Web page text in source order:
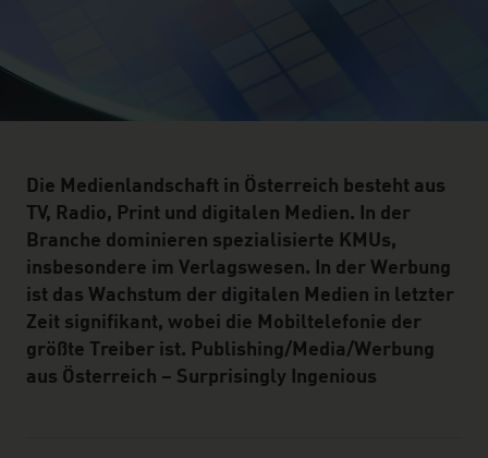
Die Medienlandschaft in Österreich besteht aus
TV, Radio, Print und digitalen Medien. In der
Branche dominieren spezialisierte KMUs,
insbesondere im Verlagswesen. In der Werbung
ist das Wachstum der digitalen Medien in letzter
Zeit signifikant, wobei die Mobiltelefonie der
größte Treiber ist. Publishing/Media/Werbung
aus Österreich – Surprisingly Ingenious